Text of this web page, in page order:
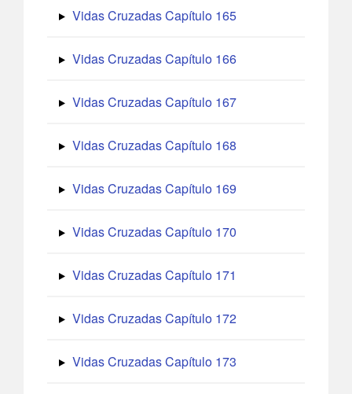
Vidas Cruzadas Capítulo 165
Vidas Cruzadas Capítulo 166
Vidas Cruzadas Capítulo 167
Vidas Cruzadas Capítulo 168
Vidas Cruzadas Capítulo 169
Vidas Cruzadas Capítulo 170
Vidas Cruzadas Capítulo 171
Vidas Cruzadas Capítulo 172
Vidas Cruzadas Capítulo 173